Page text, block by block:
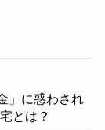
」に惑わされ
とは？